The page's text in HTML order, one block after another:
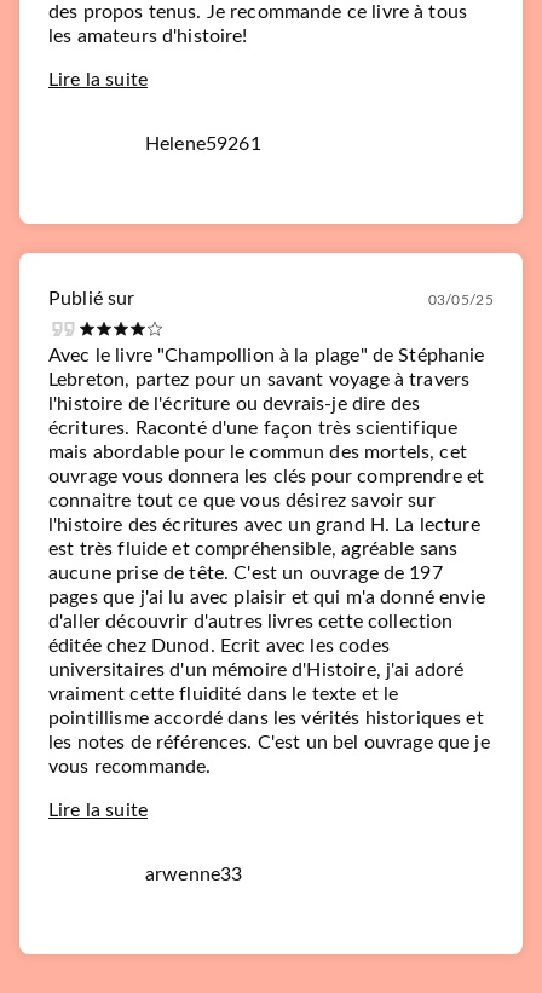
Les légendes du foot
des propos tenus. Je recommande ce livre à tous
les amateurs d'histoire!
Lire la suite
Helene59261
Publié sur 03/05/25
Avec le livre "Champollion à la plage" de Stéphanie
Lebreton, partez pour un savant voyage à travers
l'histoire de l'écriture ou devrais-je dire des
écritures. Raconté d'une façon très scientifique
mais abordable pour le commun des mortels, cet
ouvrage vous donnera les clés pour comprendre et
connaitre tout ce que vous désirez savoir sur
l'histoire des écritures avec un grand H. La lecture
est très fluide et compréhensible, agréable sans
aucune prise de tête. C'est un ouvrage de 197
pages que j'ai lu avec plaisir et qui m'a donné envie
d'aller découvrir d'autres livres cette collection
éditée chez Dunod. Ecrit avec les codes
universitaires d'un mémoire d'Histoire, j'ai adoré
vraiment cette fluidité dans le texte et le
pointillisme accordé dans les vérités historiques et
les notes de références. C'est un bel ouvrage que je
vous recommande.
Lire la suite
arwenne33